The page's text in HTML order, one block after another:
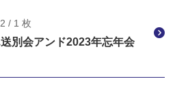
/ 1 枚
別会アンド2023年忘年会